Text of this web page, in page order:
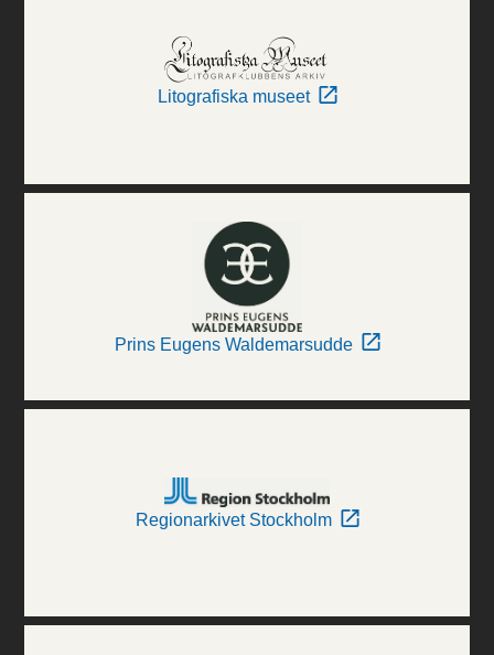
Litografiska museet
Prins Eugens Waldemarsudde
Regionarkivet Stockholm